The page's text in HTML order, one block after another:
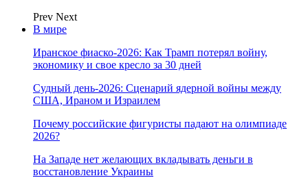
Prev Next
В мире
Иранское фиаско-2026: Как Трамп потерял войну,
экономику и свое кресло за 30 дней
Судный день-2026: Сценарий ядерной войны между
США, Ираном и Израилем
Почему российские фигуристы падают на олимпиаде
2026?
На Западе нет желающих вкладывать деньги в
восстановление Украины